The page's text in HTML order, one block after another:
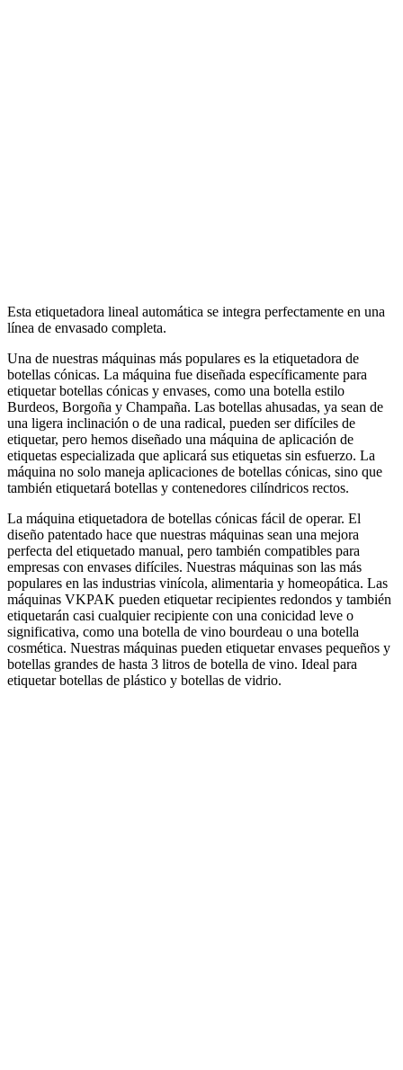
Esta etiquetadora lineal automática se integra perfectamente en una
línea de envasado completa.
Una de nuestras máquinas más populares es la etiquetadora de
botellas cónicas. La máquina fue diseñada específicamente para
etiquetar botellas cónicas y envases, como una botella estilo
Burdeos, Borgoña y Champaña. Las botellas ahusadas, ya sean de
una ligera inclinación o de una radical, pueden ser difíciles de
etiquetar, pero hemos diseñado una máquina de aplicación de
etiquetas especializada que aplicará sus etiquetas sin esfuerzo. La
máquina no solo maneja aplicaciones de botellas cónicas, sino que
también etiquetará botellas y contenedores cilíndricos rectos.
La máquina etiquetadora de botellas cónicas fácil de operar. El
diseño patentado hace que nuestras máquinas sean una mejora
perfecta del etiquetado manual, pero también compatibles para
empresas con envases difíciles. Nuestras máquinas son las más
populares en las industrias vinícola, alimentaria y homeopática. Las
máquinas VKPAK pueden etiquetar recipientes redondos y también
etiquetarán casi cualquier recipiente con una conicidad leve o
significativa, como una botella de vino bourdeau o una botella
cosmética. Nuestras máquinas pueden etiquetar envases pequeños y
botellas grandes de hasta 3 litros de botella de vino. Ideal para
etiquetar botellas de plástico y botellas de vidrio.